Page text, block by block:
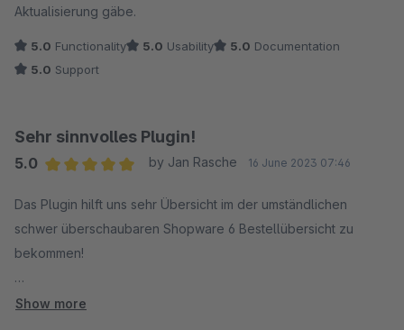
Aktualisierung gäbe.
5.0 Functionality 5.0 Usability 5.0 Documentation
5.0 Support
Sehr sinnvolles Plugin!
5.0
by Jan Rasche 16 June 2023 07:46
Das Plugin hilft uns sehr Übersicht im der umständlichen
schwer überschaubaren Shopware 6 Bestellübersicht zu
bekommen!
Jetzt bitte noch zu den bestellen Artikeln zusätzlich den
Show more